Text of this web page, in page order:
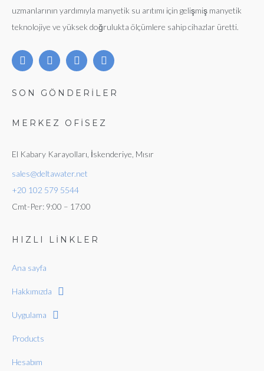
uzmanlarının yardımıyla manyetik su arıtımı için gelişmiş manyetik
teknolojiye ve yüksek doğrulukta ölçümlere sahip cihazlar üretti.
SON GÖNDERİLER
MERKEZ OFISEZ
El Kabary Karayolları, İskenderiye, Mısır
sales@deltawater.net
+20 102 579 5544
Cmt-Per: 9:00 – 17:00
HIZLI LİNKLER
Ana sayfa
Hakkımızda
Uygulama
Products
Hesabım